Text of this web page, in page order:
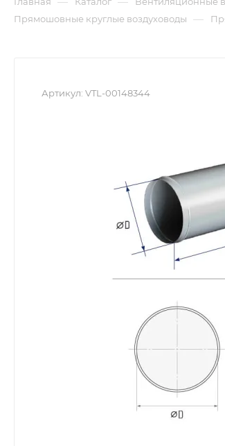
Прямошовные круглые воздуховоды
—
Артикул: VTL-00148344